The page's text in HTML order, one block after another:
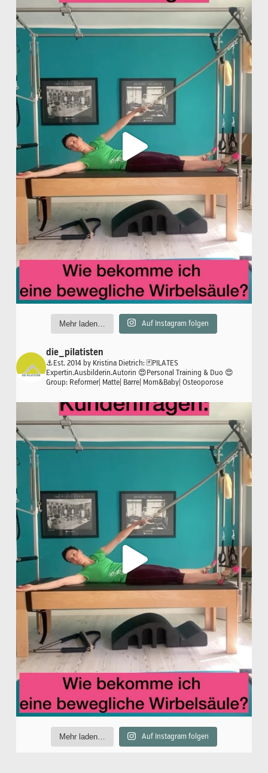
Mehr laden… Auf Instagram folgen
die_pilatisten
⚓️Est. 2014 by Kristina Dietrich: 🃏PILATES
Expertin.Ausbilderin.Autorin 😍Personal Training & Duo 😍
Group: Reformer| Matte| Barre| Mom&Baby| Osteoporose
Mehr laden… Auf Instagram folgen